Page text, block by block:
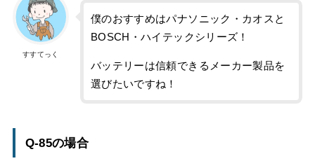
すすてっく
僕のおすすめはパナソニック・カオスと
BOSCH・ハイテックシリーズ！
バッテリーは信頼できるメーカー製品を
選びたいですね！
Q-85の場合